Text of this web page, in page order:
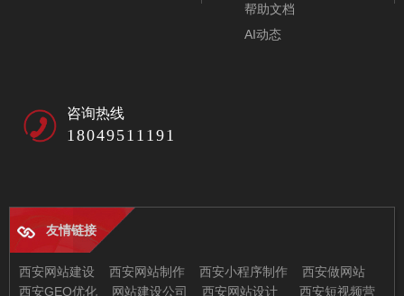
帮助文档
AI动态
咨询热线
18049511191
友情链接
西安网站建设 西安网站制作 西安小程序制作
西安做网站
西安GEO优化
网站建设公司 西安网站设计 西安短视频营